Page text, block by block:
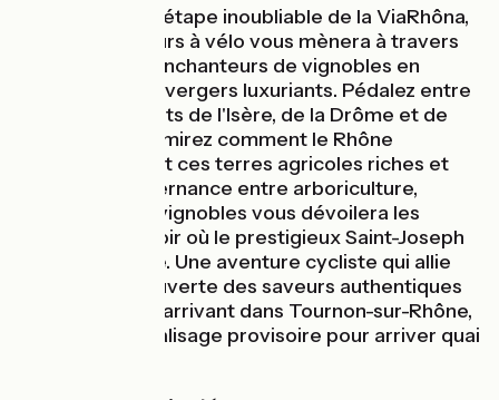
Découvrez une étape inoubliable de la ViaRhôna,
où votre parcours à vélo vous mènera à travers
des paysages enchanteurs de vignobles en
terrasses et de vergers luxuriants. Pédalez entre
les départements de l'Isère, de la Drôme et de
l'Ardèche, et admirez comment le Rhône
aménagé nourrit ces terres agricoles riches et
variées. Ici, l'alternance entre arboriculture,
maraîchage et vignobles vous dévoilera les
secrets du terroir où le prestigieux Saint-Joseph
règne en maître. Une aventure cycliste qui allie
nature et découverte des saveurs authentiques
de la région. En arrivant dans Tournon-sur-Rhône,
bien suivre le balisage provisoire pour arriver quai